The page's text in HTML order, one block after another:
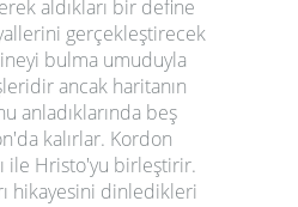
aldıkları bir define
gerçekleştirecek
bulma umuduyla
ancak haritanın
anladıklarında beş
kalırlar. Kordon
ile Hristo'yu birleştirir.
hikayesini dinledikleri